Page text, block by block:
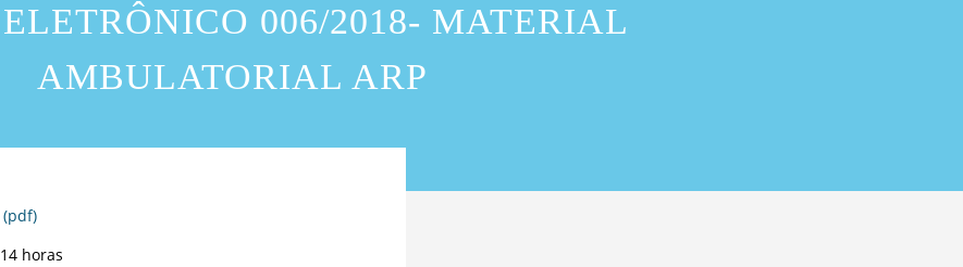
006/2018- MATERIAL
AMBULATORIAL ARP
(pdf)
horas